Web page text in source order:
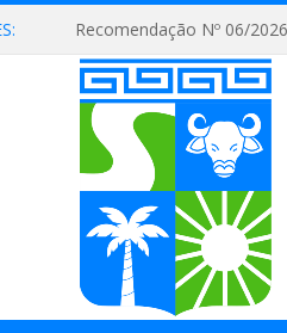
Recomendação Nº 06/